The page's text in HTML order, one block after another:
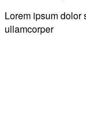
Lorem ipsum dolor
ullamcorper